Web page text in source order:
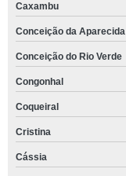
Caxambu
Conceição da Aparecida
Conceição do Rio Verde
Congonhal
Coqueiral
Cristina
Cássia